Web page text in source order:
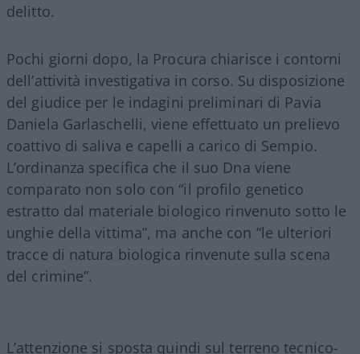
delitto.
Pochi giorni dopo, la Procura chiarisce i contorni
dell’attività investigativa in corso. Su disposizione
del giudice per le indagini preliminari di Pavia
Daniela Garlaschelli, viene effettuato un prelievo
coattivo di saliva e capelli a carico di Sempio.
L’ordinanza specifica che il suo Dna viene
comparato non solo con “il profilo genetico
estratto dal materiale biologico rinvenuto sotto le
unghie della vittima”, ma anche con “le ulteriori
tracce di natura biologica rinvenute sulla scena
del crimine”.
L’attenzione si sposta quindi sul terreno tecnico-